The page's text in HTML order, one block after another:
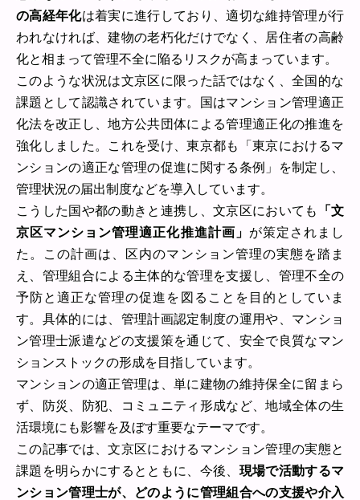
の高経年化は着実に進行しており、適切な維持管理が行
われなければ、建物の老朽化だけでなく、居住者の高齢
化と相まって管理不全に陥るリスクが高まっています。
このような状況は文京区に限った話ではなく、全国的な
課題として認識されています。国はマンション管理適正
化法を改正し、地方公共団体による管理適正化の推進を
強化しました。これを受け、東京都も「東京におけるマ
ンションの適正な管理の促進に関する条例」を制定し、
管理状況の届出制度などを導入しています。
こうした国や都の動きと連携し、文京区においても
「文
京区マンション管理適正化推進計画」 が策定されまし
た。この計画は、区内のマンション管理の実態を踏ま
え、管理組合による主体的な管理を支援し、管理不全の
予防と適正な管理の促進を図ることを目的としていま
す。具体的には、管理計画認定制度の運用や、マンショ
ン管理士派遣などの支援策を通じて、安全で良質なマン
ションストックの形成を目指しています。
マンションの適正管理は、単に建物の維持保全に留まら
ず、防災、防犯、コミュニティ形成など、地域全体の生
活環境にも影響を及ぼす重要なテーマです。
この記事では、文京区におけるマンション管理の実態と
課題を明らかにするとともに、今後、 現場で活動するマ
ンション管理士が、どのように管理組合への支援や介入